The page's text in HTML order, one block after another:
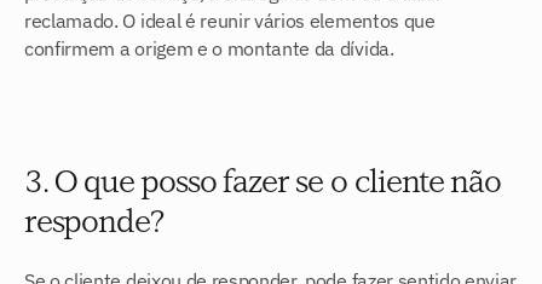
reclamado. O ideal é reunir vários elementos que
confirmem a origem e o montante da dívida.
3. O que posso fazer se o cliente não
responde?